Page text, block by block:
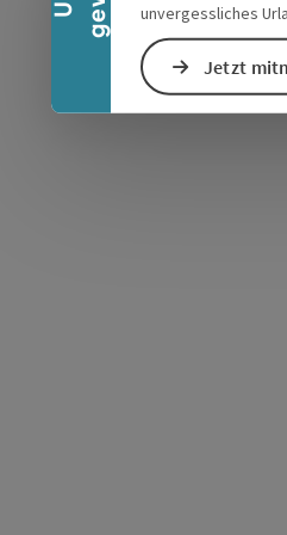
unvergessliches
Jetzt